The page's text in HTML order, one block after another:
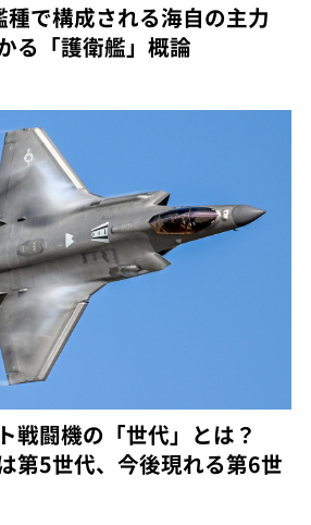
種で構成される海自の主力
「護衛艦」概論
戦闘機の「世代」とは？
5世代、今後現れる第6世